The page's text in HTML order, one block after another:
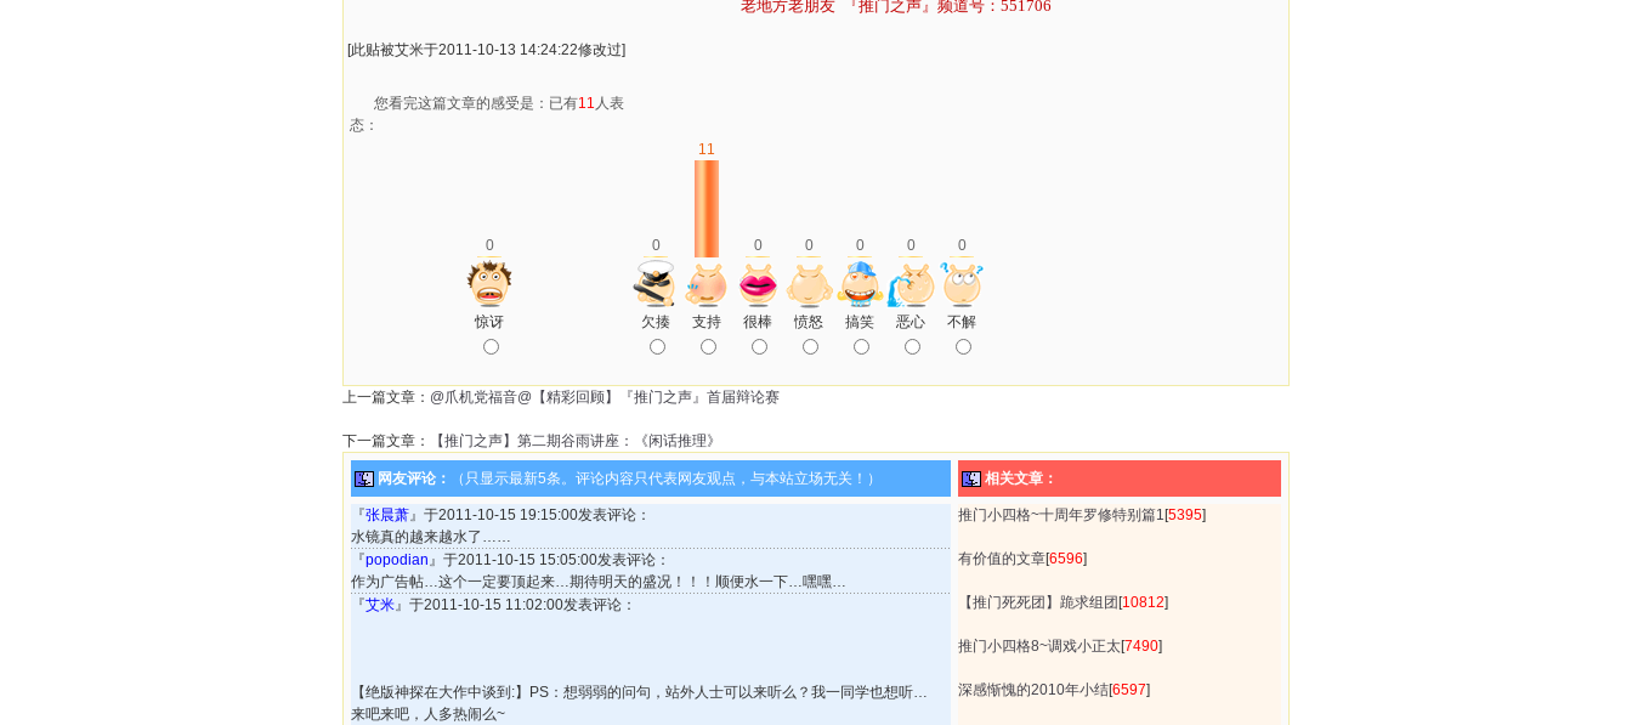
老地方老朋友 『推门之声』 频道号：551706
[此贴被艾米于2011-10-13 14:24:22修改过]
您看完这篇文章的感受是：已有11 人表
态：
0 0
11
0 0 0 0 0
惊讶 欠揍 支持 很棒 愤怒 搞笑 恶心 不解
上一篇文章： @爪机党福音@【精彩回顾】『推门之声』首届辩论赛
下一篇文章： 【推门之声】第二期谷雨讲座：《闲话推理》
网友评论： （只显示最新5条。评论内容只代表网友观点，与本站立场无关！） 相关文章：
『张晨萧』于2011-10-15 19:15:00发表评论：
水镜真的越来越水了……
『popodian』于2011-10-15 15:05:00发表评论：
作为广告帖…这个一定要顶起来…期待明天的盛况！！！顺便水一下…嘿嘿…
『艾米』于2011-10-15 11:02:00发表评论：
【绝版神探在大作中谈到:】PS：想弱弱的问句，站外人士可以来听么？我一同学也想听…
来吧来吧，人多热闹么~
推门小四格~十周年罗修特别篇1 [5395]
有价值的文章[6596]
【推门死死团】跪求组团 [10812]
推门小四格8~调戏小正太[7490]
深感惭愧的2010年小结[6597]